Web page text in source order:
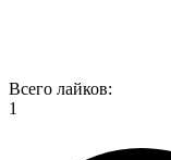
Всего лайков:
1